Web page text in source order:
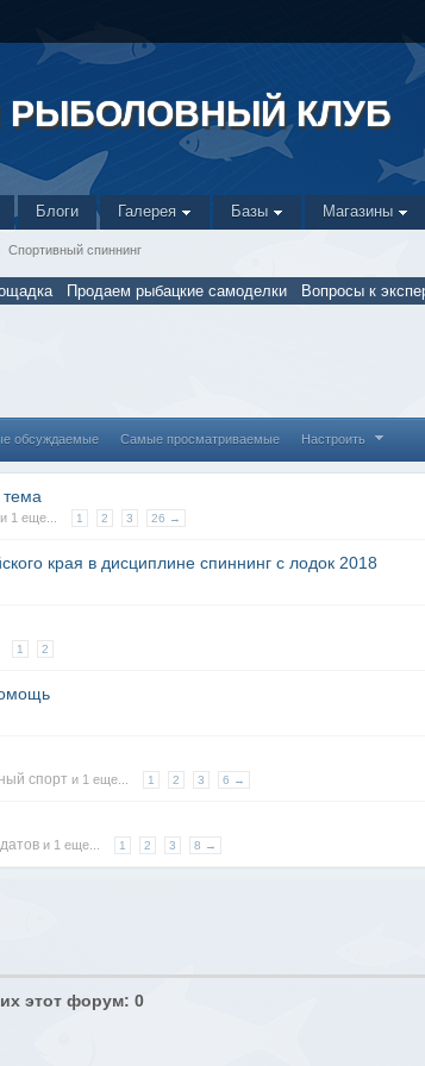
РЫБОЛОВНЫЙ КЛУБ
Блоги Галерея Базы Магазины
Спортивный спиннинг
Продаем рыбацкие самоделки Вопросы к
обсуждаемые Самые просматриваемые Настроить
и 1 еще... 1 2 3 26 →
края в дисциплине спиннинг с лодок 2018
1 2
спорт и 1 еще... 1 2 3 6 →
и 1 еще... 1 2 3 8 →
этот форум: 0